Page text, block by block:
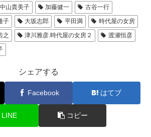
中山貴美子 加藤健一
古谷一行
子 大坂志郎 平田満
時代屋の女房
之 津川雅彦.時代屋の女房２
渡瀬恒彦
シェアする
Facebook はてブ
LINE コピー